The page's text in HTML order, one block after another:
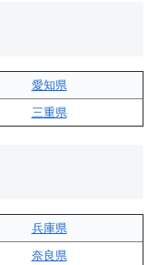
愛知県
三重県
兵庫県
奈良県